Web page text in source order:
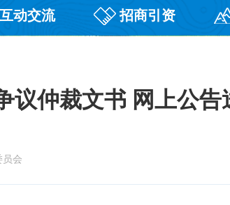
互动交流 招商引资
议仲裁文书 网上公告
员会